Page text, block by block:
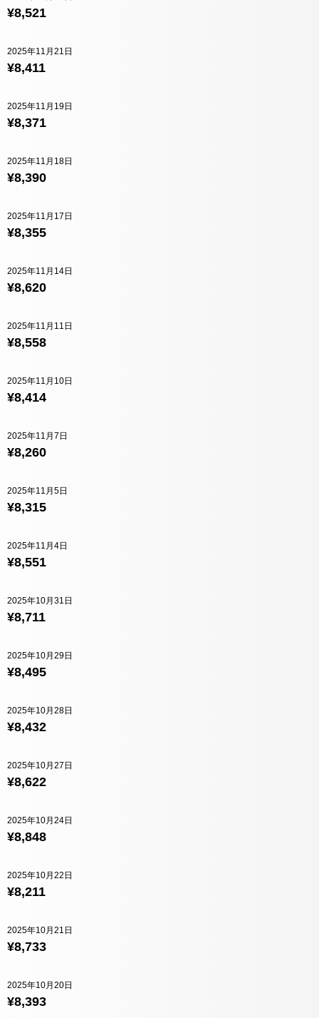
¥8,521
¥8,411
2025年11月21日
¥8,371
2025年11月19日
¥8,390
2025年11月18日
¥8,355
2025年11月17日
¥8,620
2025年11月14日
¥8,558
2025年11月11日
¥8,414
2025年11月10日
¥8,260
2025年11月7日
¥8,315
2025年11月5日
¥8,551
2025年11月4日
¥8,711
2025年10月31日
¥8,495
2025年10月29日
¥8,432
2025年10月28日
¥8,622
2025年10月27日
¥8,848
2025年10月24日
¥8,211
2025年10月22日
¥8,733
2025年10月21日
¥8,393
2025年10月20日